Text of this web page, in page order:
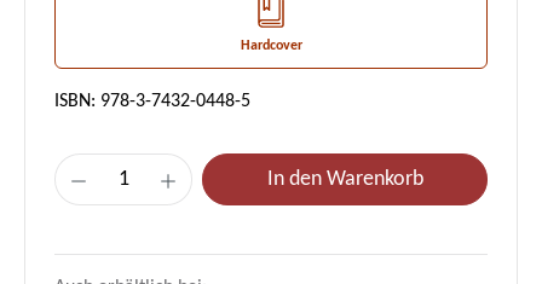
Hardcover
ISBN: 978-3-7432-0448-5
Produkt Anzahl: Gib den gewünschten
In den Warenkorb